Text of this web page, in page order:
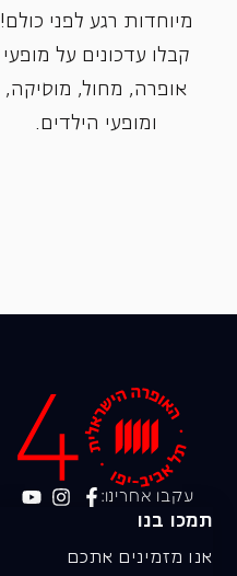
מיוחדות רגע לפני כולם!
קבלו עדכונים על מופעי
אופרה, ‏מחול, ‏מוסיקה,
ומופעי הילדים.
עקבו אחרינו:
תמכו בנו
אנו מזמינים אתכם